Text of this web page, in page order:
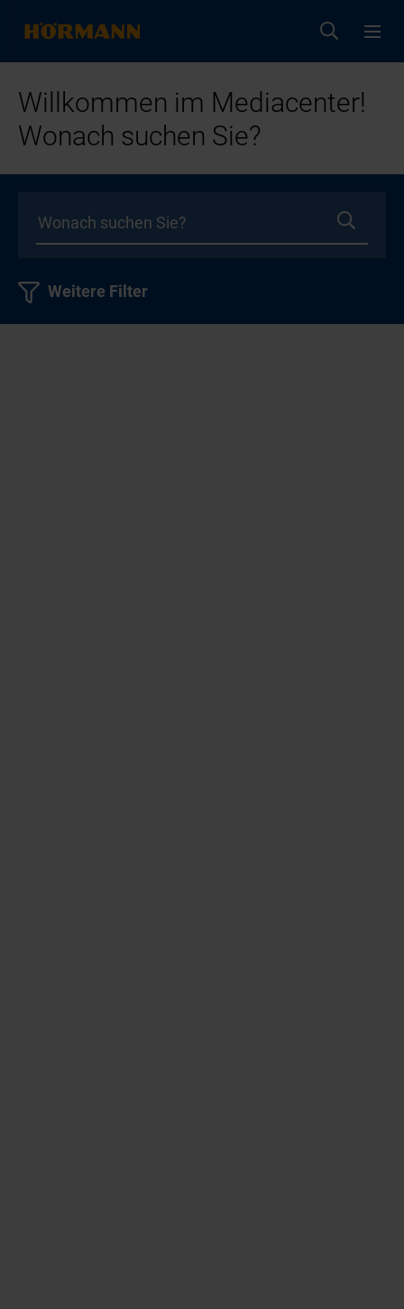
Willkommen im Mediacenter!
Wonach suchen Sie?
Weitere Filter